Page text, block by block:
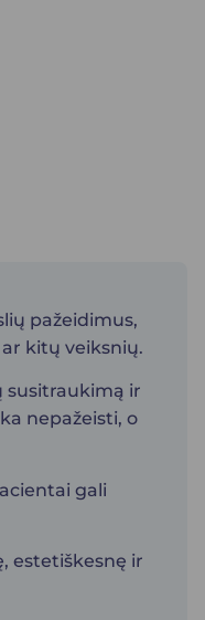
pažeidimus,
kitų veiksnių.
susitraukimą ir
nepažeisti, o
gali
estetiškesnę ir